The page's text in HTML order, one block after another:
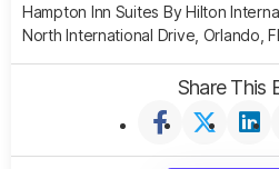
Hampton Inn Suites By Hilton
North International Drive, Orlando,
Share This